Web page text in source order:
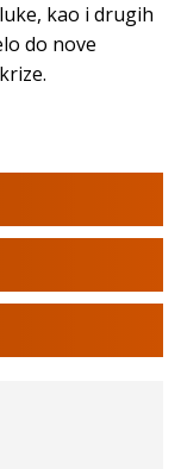
kao i drugih
do nove